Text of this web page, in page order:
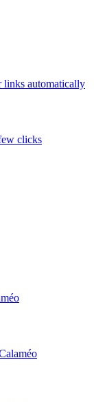
links automatically
clicks